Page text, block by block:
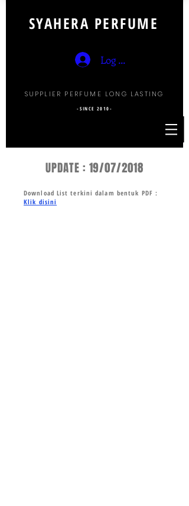
SYAHERA PERFUME
Log Masuk
SUPPLIER PERFUME LONG LASTING
-SINCE 2010-
UPDATE : 19/07/2018
Download List terkini dalam bentuk PDF :
Klik disini